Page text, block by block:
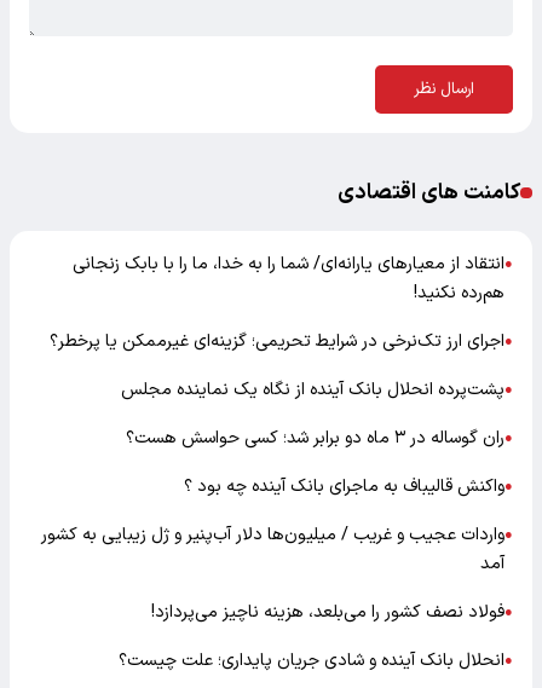
ارسال نظر
کامنت های اقتصادی
●انتقاد از معیارهای یارانه‌ای/ شما را به خدا، ما را با بابک زنجانی
هم‌رده نکنید!
●اجرای ارز تک‌نرخی در شرایط تحریمی؛ گزینه‌ای غیرممکن یا پرخطر؟
●پشت‌پرده انحلال بانک آینده از نگاه یک نماینده مجلس
●ران گوساله در ۳ ماه دو برابر شد؛ کسی حواسش هست؟
●واکنش قالیباف به ماجرای بانک آینده چه بود ؟
●واردات عجیب و غریب / میلیون‌ها دلار آب‌پنیر و ژل زیبایی به کشور
آمد
●فولاد نصف کشور را می‌بلعد، هزینه ناچیز می‌پردازد!
●انحلال بانک آینده و شادی جریان پایداری؛ علت چیست؟